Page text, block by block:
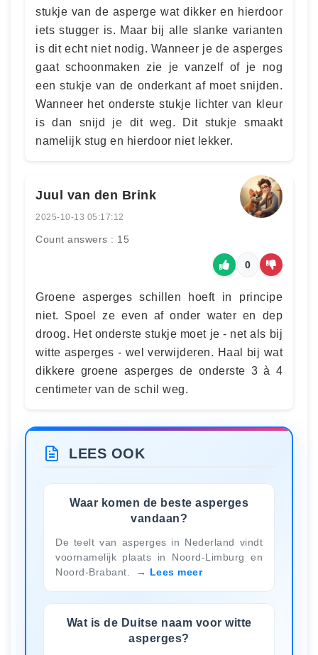
stukje van de asperge wat dikker en hierdoor
iets stugger is. Maar bij alle slanke varianten
is dit echt niet nodig. Wanneer je de asperges
gaat schoonmaken zie je vanzelf of je nog
een stukje van de onderkant af moet snijden.
Wanneer het onderste stukje lichter van kleur
is dan snijd je dit weg. Dit stukje smaakt
namelijk stug en hierdoor niet lekker.
Juul van den Brink
2025-10-13 05:17:12
Count answers : 15
0
Groene asperges schillen hoeft in principe
niet. Spoel ze even af onder water en dep
droog. Het onderste stukje moet je - net als bij
witte asperges - wel verwijderen. Haal bij wat
dikkere groene asperges de onderste 3 à 4
centimeter van de schil weg.
LEES OOK
Waar komen de beste asperges
vandaan?
De teelt van asperges in Nederland vindt
voornamelijk plaats in Noord-Limburg en
Noord-Brabant.
Lees meer
Wat is de Duitse naam voor witte
asperges?